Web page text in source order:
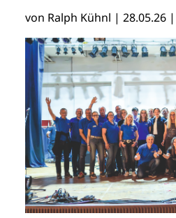
von Ralph Kühnl | 28.05.26